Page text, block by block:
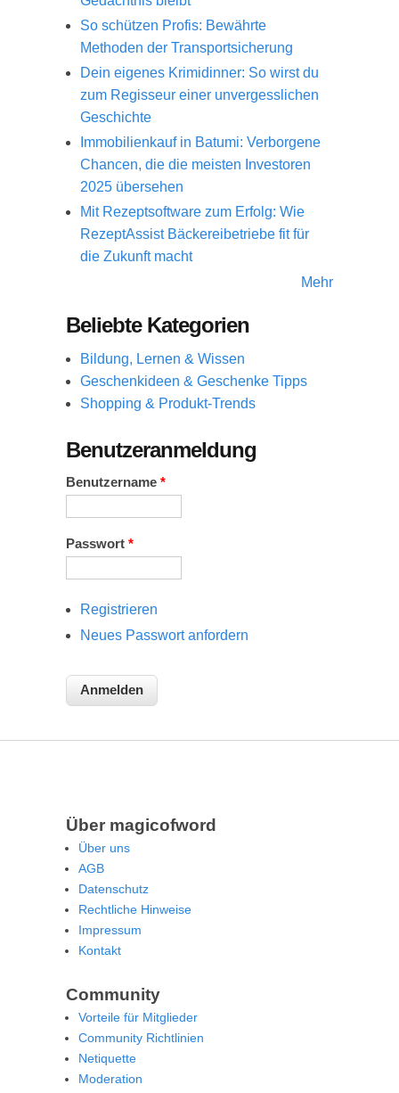
So schützen Profis: Bewährte
Methoden der Transportsicherung
Dein eigenes Krimidinner: So wirst du
zum Regisseur einer unvergesslichen
Geschichte
Immobilienkauf in Batumi: Verborgene
Chancen, die die meisten Investoren
2025 übersehen
Mit Rezeptsoftware zum Erfolg: Wie
RezeptAssist Bäckereibetriebe fit für
die Zukunft macht
Mehr
Beliebte Kategorien
Bildung, Lernen & Wissen
Geschenkideen & Geschenke Tipps
Shopping & Produkt-Trends
Benutzeranmeldung
Benutzername *
Passwort *
Registrieren
Neues Passwort anfordern
Über magicofword
Über uns
AGB
Datenschutz
Rechtliche Hinweise
Impressum
Kontakt
Community
Vorteile für Mitglieder
Community Richtlinien
Netiquette
Moderation